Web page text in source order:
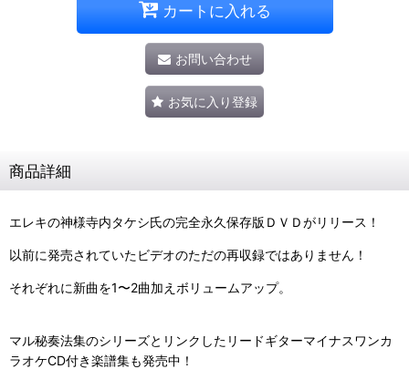
カートに入れる
お問い合わせ
お気に入り登録
商品詳細
エレキの神様寺内タケシ氏の完全永久保存版ＤＶＤがリリース！
以前に発売されていたビデオのただの再収録ではありません！
それぞれに新曲を1〜2曲加えボリュームアップ。
マル秘奏法集のシリーズとリンクしたリードギターマイナスワンカ
ラオケCD付き楽譜集も発売中！